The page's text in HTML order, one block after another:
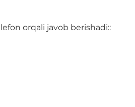
orqali javob berishadi::